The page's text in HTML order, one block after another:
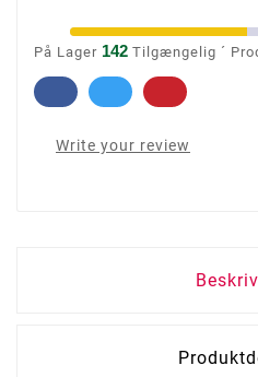
På Lager 142 Tilgængelig ´
Write your review